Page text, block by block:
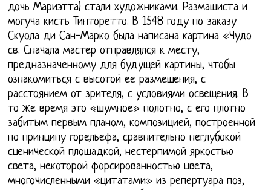
дочь Мариэтта) стали художниками. Размашиста и
могуча кисть Тинторетто. В 1548 году по заказу
Скуола ди Сан-Марко была написана картина «Чудо
св. Сначала мастер отправлялся к месту,
предназначенному для будущей картины, чтобы
ознакомиться с высотой ее размещения, с
расстоянием от зрителя, с условиями освещения. В
то же время это «шумное» полотно, с его плотно
забитым первым планом, композицией, построенной
по принципу горельефа, сравнительно неглубокой
сценической площадкой, нестерпимой яркостью
света, некоторой форсированностью цвета,
многочисленными «цитатами» из репертуара поз,